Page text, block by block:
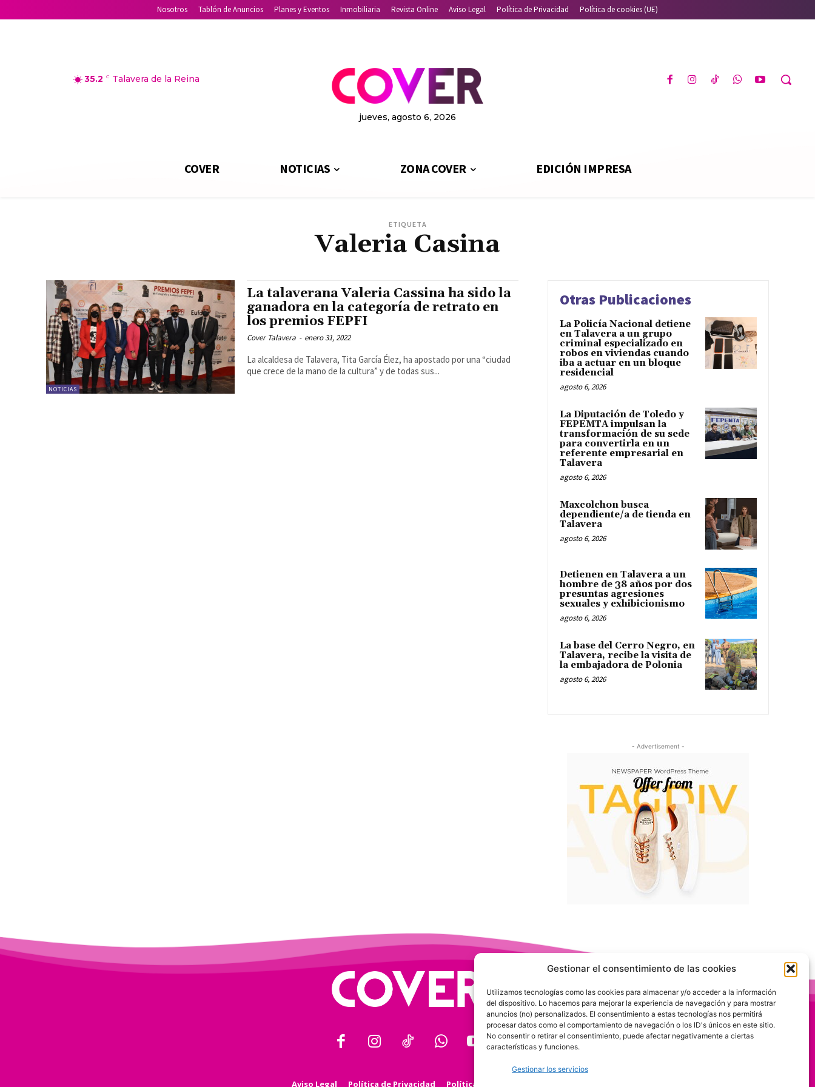
Gestionar el consentimiento de las cookies
Utilizamos tecnologías como las cookies para almacenar y/o acceder a la información
del dispositivo. Lo hacemos para mejorar la experiencia de navegación y para mostrar
anuncios (no) personalizados. El consentimiento a estas tecnologías nos permitirá
procesar datos como el comportamiento de navegación o los ID's únicos en este sitio.
No consentir o retirar el consentimiento, puede afectar negativamente a ciertas
características y funciones.
Gestionar los servicios
Nosotros Tablón de Anuncios Planes y Eventos Inmobiliaria Revista Online Aviso Legal Política de Privacidad Política de cookies (UE)
35.2 C Talavera de la Reina
jueves, agosto 6, 2026
COVER NOTICIAS ZONA COVER EDICIÓN IMPRESA
ETIQUETA
Valeria Casina
NOTICIAS
La talaverana Valeria Cassina ha sido la
ganadora en la categoría de retrato en
los premios FEPFI
Cover Talavera - enero 31, 2022
La alcaldesa de Talavera, Tita García Élez, ha apostado por una “ciudad
que crece de la mano de la cultura” y de todas sus...
Otras Publicaciones
La Policía Nacional detiene
en Talavera a un grupo
criminal especializado en
robos en viviendas cuando
iba a actuar en un bloque
residencial
agosto 6, 2026
La Diputación de Toledo y
FEPEMTA impulsan la
transformación de su sede
para convertirla en un
referente empresarial en
Talavera
agosto 6, 2026
Maxcolchon busca
dependiente/a de tienda en
Talavera
agosto 6, 2026
Detienen en Talavera a un
hombre de 38 años por dos
presuntas agresiones
sexuales y exhibicionismo
agosto 6, 2026
La base del Cerro Negro, en
Talavera, recibe la visita de
la embajadora de Polonia
agosto 6, 2026
- Advertisement -
Aviso Legal Política de Privacidad Política de Cookies